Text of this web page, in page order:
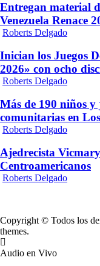
Entregan material
Venezuela Renace
Roberts Delgado
Inician los Juegos
2026» con ocho
Roberts Delgado
Más de 190 niños y
comunitarias en
Roberts Delgado
Ajedrecista
Centroamericanos
Roberts Delgado
Copyright © Todos los
themes.
Audio en Vivo